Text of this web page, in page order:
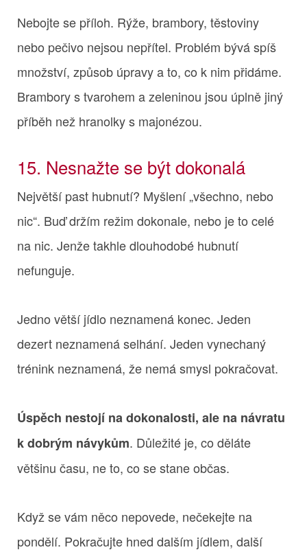
Nebojte se příloh. Rýže, brambory, těstoviny
nebo pečivo nejsou nepřítel. Problém bývá spíš
množství, způsob úpravy a to, co k nim přidáme.
Brambory s tvarohem a zeleninou jsou úplně jiný
příběh než hranolky s majonézou.
15. Nesnažte se být dokonalá
Největší past hubnutí? Myšlení „všechno, nebo
nic“. Buď držím režim dokonale, nebo je to celé
na nic. Jenže takhle dlouhodobé hubnutí
nefunguje.
Jedno větší jídlo neznamená konec. Jeden
dezert neznamená selhání. Jeden vynechaný
trénink neznamená, že nemá smysl pokračovat.
Úspěch nestojí na dokonalosti, ale na návratu
k dobrým návykům. Důležité je, co děláte
většinu času, ne to, co se stane občas.
Když se vám něco nepovede, nečekejte na
pondělí. Pokračujte hned dalším jídlem, další